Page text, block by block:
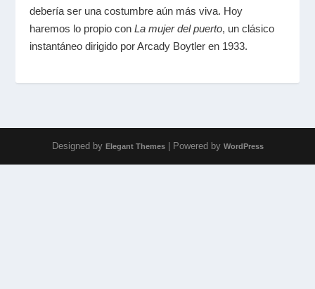
debería ser una costumbre aún más viva. Hoy
haremos lo propio conLa mujer del puerto, un clásico
instantáneo dirigido por Arcady Boytler en 1933.
Designed by Elegant Themes| Powered by WordPress